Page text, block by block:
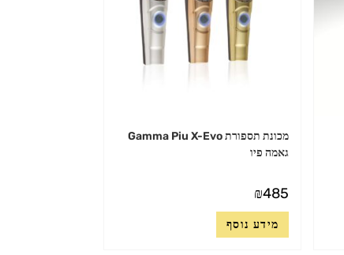
מכונת תספורת Gamma Piu X-Evo
גאמה פיו
₪485
מידע נוסף